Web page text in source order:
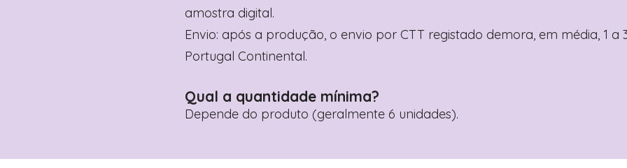
amostra digital.
Envio: após a produção, o envio por CTT registado demora, em média, 1 a
Portugal Continental.
Qual a quantidade mínima?
Depende do produto (geralmente 6 unidades).